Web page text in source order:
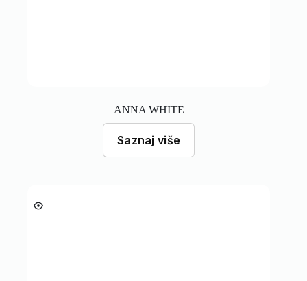
ANNA WHITE
Saznaj više